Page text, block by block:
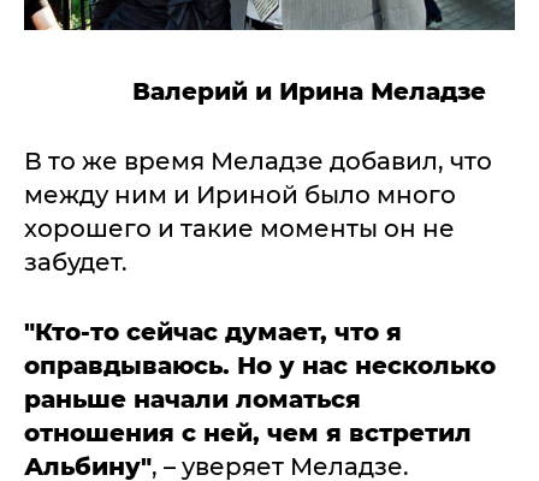
Валерий и Ирина Меладзе
В то же время Меладзе добавил, что
между ним и Ириной было много
хорошего и такие моменты он не
забудет.
"Кто-то сейчас думает, что я
оправдываюсь. Но у нас несколько
раньше начали ломаться
отношения с ней, чем я встретил
Альбину", – уверяет Меладзе.